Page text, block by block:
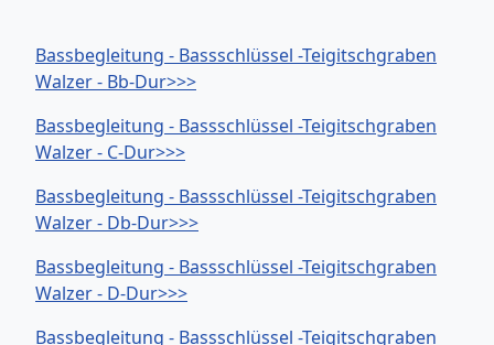
Bassbegleitung - Bassschlüssel -Teigitschgraben
Walzer - Bb-Dur>>>
Bassbegleitung - Bassschlüssel -Teigitschgraben
Walzer - C-Dur>>>
Bassbegleitung - Bassschlüssel -Teigitschgraben
Walzer - Db-Dur>>>
Bassbegleitung - Bassschlüssel -Teigitschgraben
Walzer - D-Dur>>>
Bassbegleitung - Bassschlüssel -Teigitschgraben